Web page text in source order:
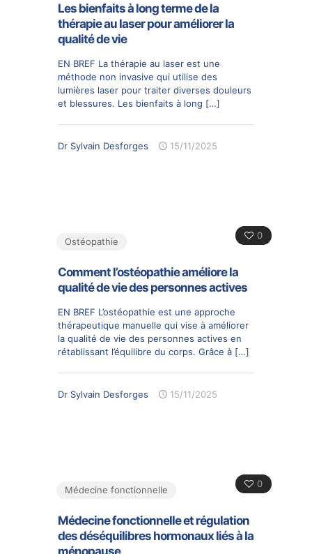
Les bienfaits à long terme de la
thérapie au laser pour améliorer la
qualité de vie
EN BREF La thérapie au laser est une
méthode non invasive qui utilise des
lumières laser pour traiter diverses douleurs
et blessures. Les bienfaits à long […]
Dr Sylvain Desforges 15/11/2025
0
Ostéopathie
Comment l’ostéopathie améliore la
qualité de vie des personnes actives
EN BREF L’ostéopathie est une approche
thérapeutique manuelle qui vise à améliorer
la qualité de vie des personnes actives en
rétablissant l’équilibre du corps. Grâce à […]
Dr Sylvain Desforges 15/11/2025
0
Médecine fonctionnelle
Médecine fonctionnelle et régulation
des déséquilibres hormonaux liés à la
ménopause